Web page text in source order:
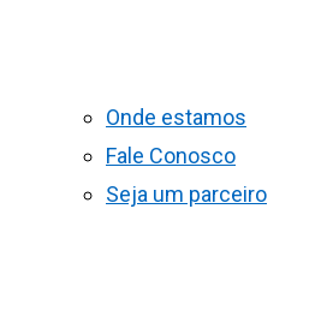
Onde estamos
Fale Conosco
Seja um parceiro